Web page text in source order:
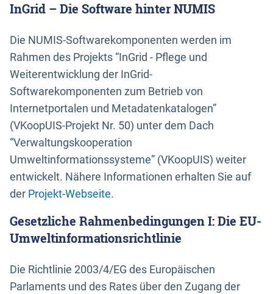
InGrid – Die Software hinter NUMIS
Die NUMIS-Softwarekomponenten werden im
Rahmen des Projekts “InGrid - Pflege und
Weiterentwicklung der InGrid-
Softwarekomponenten zum Betrieb von
Internetportalen und Metadatenkatalogen”
(VKoopUIS-Projekt Nr. 50) unter dem Dach
“Verwaltungskooperation
Umweltinformationssysteme” (VKoopUIS) weiter
entwickelt. Nähere Informationen erhalten Sie auf
der Projekt-Webseite.
Gesetzliche Rahmenbedingungen I: Die EU-
Umweltinformationsrichtlinie
Die Richtlinie 2003/4/EG des Europäischen
Parlaments und des Rates über den Zugang der